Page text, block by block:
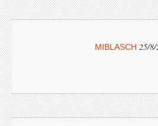
MIBLASCH 25/